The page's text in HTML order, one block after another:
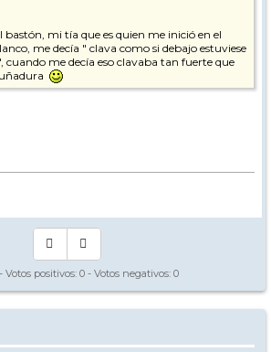
bastón, mi tía que es quien me inició en el
me decía " clava como si debajo estuviese
cuando me decía eso clavaba tan fuerte que
- Votos positivos: 0 - Votos negativos: 0